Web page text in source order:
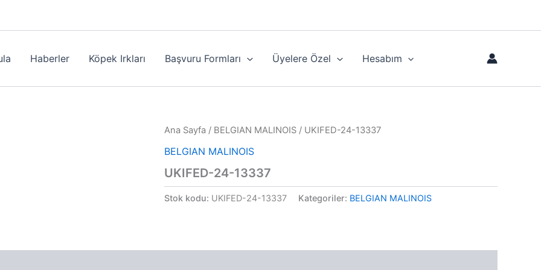
Haberler Köpek Irkları Başvuru Formları Üyelere Özel Hesabım
Ana Sayfa / BELGIAN MALINOIS / UKIFED-24-13337
BELGIAN MALINOIS
UKIFED-24-13337
Stok kodu: UKIFED-24-13337 Kategoriler: BELGIAN MALINOIS